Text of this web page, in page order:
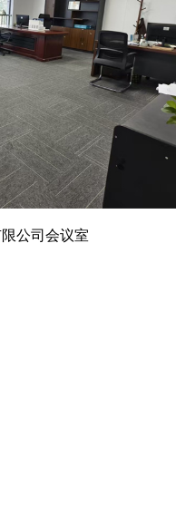
公司会议室